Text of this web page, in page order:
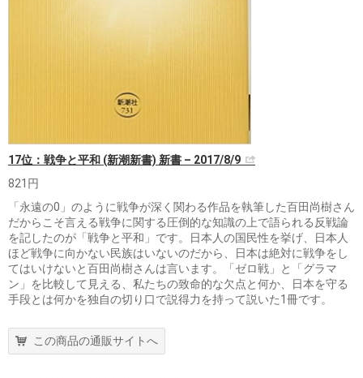
17位：戦争と平和 (新潮新書) 新書 – 2017/8/9
821円
「永遠の0」のように戦争が深く関わる作品を執筆した百田尚樹さん
だからこそ言える戦争に関する圧倒的な知識の上で語られる反戦論
を記したのが「戦争と平和」です。日本人の国民性を挙げ、日本人
ほど戦争に向かない民族はいないのだから、日本は絶対に戦争をし
てはいけないと百田尚樹さんは言います。「ゼロ戦」と「グラマ
ン」を比較して見える、私たちの致命的な欠点と何か、日本を守る
手段とは何かを独自の切り口で説得力を持って説いた1冊です。
この商品の通販サイトへ